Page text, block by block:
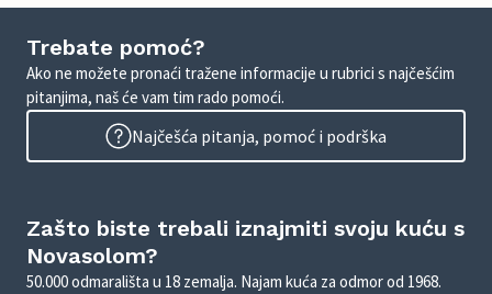
Trebate pomoć?
Ako ne možete pronaći tražene informacije u rubrici s najčešćim
pitanjima, naš će vam tim rado pomoći.
Najčešća pitanja, pomoć i podrška
Zašto biste trebali iznajmiti svoju kuću s
Novasolom?
50.000 odmarališta u 18 zemalja. Najam kuća za odmor od 1968.